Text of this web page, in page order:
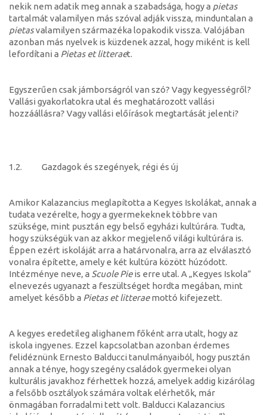
nekik nem adatik meg annak a szabadsága, hogy a pietas
tartalmát valamilyen más szóval adják vissza, minduntalan a
pietasvalamilyen származéka lopakodik vissza. Valójában
azonban más nyelvek is küzdenek azzal, hogy miként is kell
lefordítani a Pietas et litteraet.
Egyszerűen csak jámborságról van szó? Vagy kegyességről?
Vallási gyakorlatokra utal és meghatározott vallási
hozzáállásra? Vagy vallási előírások megtartását jelenti?
1.2. Gazdagok és szegények, régi és új
Amikor Kalazancius meglapította a Kegyes Iskolákat, annak a
tudata vezérelte, hogy a gyermekeknek többre van
szüksége, mint pusztán egy belső egyházi kultúrára. Tudta,
hogy szükségük van az akkor megjelenő világi kultúrára is.
Éppen ezért iskoláját arra a határvonalra, arra az elválasztó
vonalra építette, amely e két kultúra között húzódott.
Intézménye neve, a Scuole Pieis erre utal. A „Kegyes Iskola”
elnevezés ugyanazt a feszültséget hordta megában, mint
amelyet később a Pietas et litteraemottó kifejezett.
A kegyes eredetileg alighanem főként arra utalt, hogy az
iskola ingyenes. Ezzel kapcsolatban azonban érdemes
felidéznünk Ernesto Balducci tanulmányaiból, hogy pusztán
annak a ténye, hogy szegény családok gyermekei olyan
kulturális javakhoz férhettek hozzá, amelyek addig kizárólag
a felsőbb osztályok számára voltak elérhetők, már
önmagában forradalmi tett volt. Balducci Kalazancius